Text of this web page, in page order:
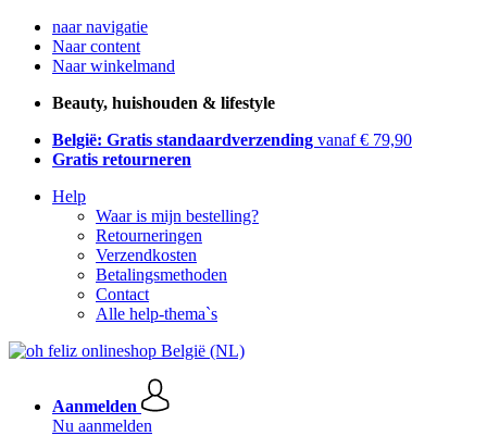
naar navigatie
Naar content
Naar winkelmand
Beauty, huishouden & lifestyle
België: Gratis standaardverzending vanaf € 79,90
Gratis retourneren
Help
Waar is mijn bestelling?
Retourneringen
Verzendkosten
Betalingsmethoden
Contact
Alle help-thema`s
Aanmelden
Nu aanmelden